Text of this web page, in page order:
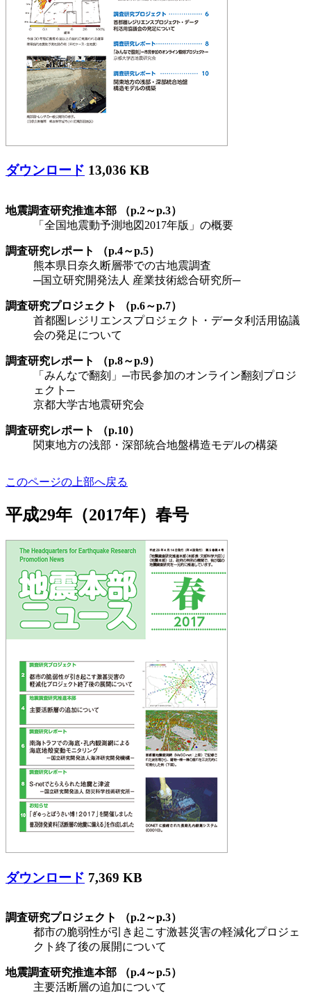
ダウンロード 13,036 KB
地震調査研究推進本部 （p.2～p.3）
「全国地震動予測地図2017年版」の概要
調査研究レポート （p.4～p.5）
熊本県日奈久断層帯での古地震調査
─国立研究開発法人 産業技術総合研究所─
調査研究プロジェクト （p.6～p.7）
首都圏レジリエンスプロジェクト・データ利活用協議
会の発足について
調査研究レポート （p.8～p.9）
「みんなで翻刻」─市民参加のオンライン翻刻プロジ
ェクト─
京都大学古地震研究会
調査研究レポート （p.10）
関東地方の浅部・深部統合地盤構造モデルの構築
このページの上部へ戻る
平成29年（2017年）春号
ダウンロード 7,369 KB
調査研究プロジェクト （p.2～p.3）
都市の脆弱性が引き起こす激甚災害の軽減化プロジェ
クト終了後の展開について
地震調査研究推進本部 （p.4～p.5）
主要活断層の追加について